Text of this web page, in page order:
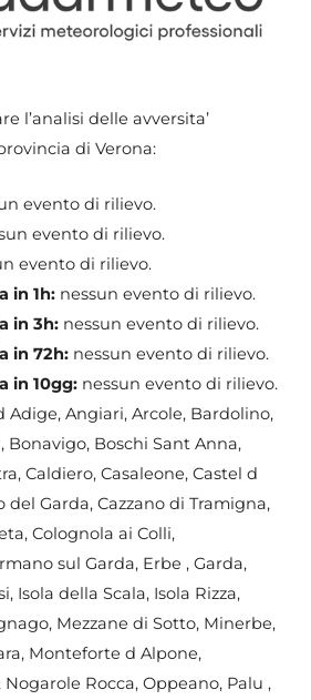
l’analisi delle avversita’
di Verona:
evento di rilievo.
evento di rilievo.
evento di rilievo.
in 1h: nessun evento di rilievo.
in 3h: nessun evento di rilievo.
in 72h: nessun evento di rilievo.
in 10gg: nessun evento di rilievo.
Adige, Angiari, Arcole, Bardolino,
Bonavigo, Boschi Sant Anna,
Caldiero, Casaleone, Castel d
del Garda, Cazzano di Tramigna,
Colognola ai Colli,
sul Garda, Erbe , Garda,
Isola della Scala, Isola Rizza,
Mezzane di Sotto, Minerbe,
Monteforte d Alpone,
Nogarole Rocca, Oppeano, Palu ,